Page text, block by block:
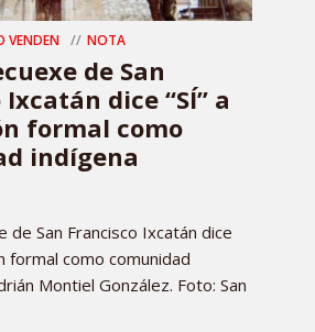
VENDEN NOTA
de San
dice “SÍ” a
formal como
indígena
de San Francisco Ixcatán dice
formal como comunidad
Montiel González. Foto: San